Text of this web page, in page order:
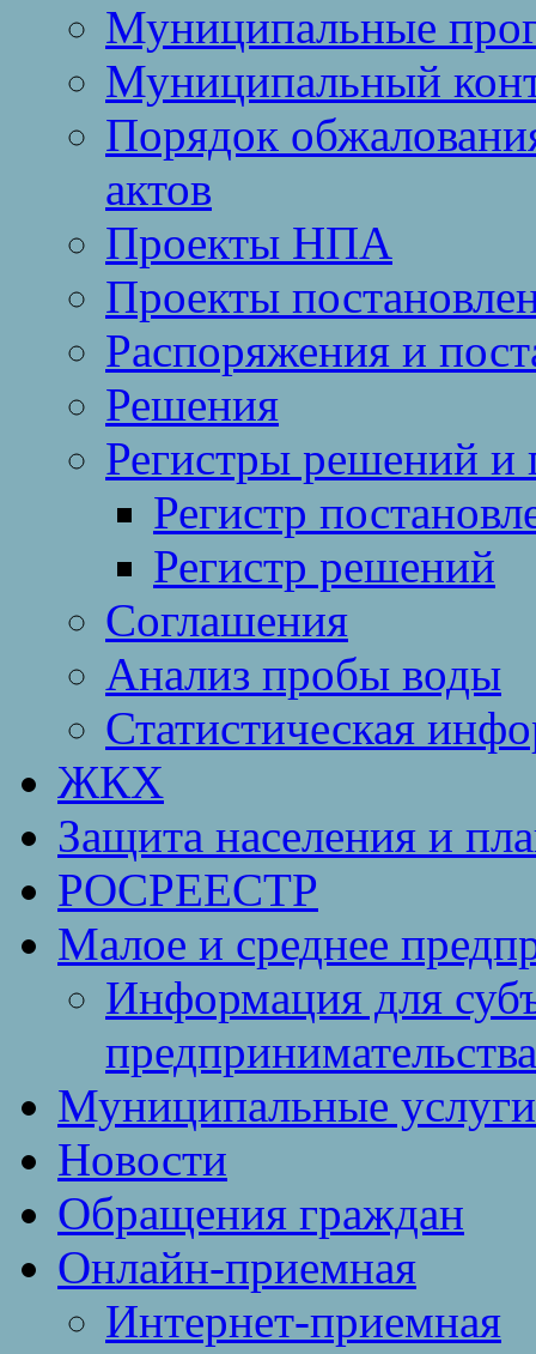
Муниципальные
Муниципальный
Порядок
актов
Проекты НПА
Проекты
Распоряжения и
Решения
Регистры решений и
Регистр
Регистр решений
Соглашения
Анализ пробы воды
Статистическая
ЖКХ
Защита населения и
РОСРЕЕСТР
Малое и среднее
Информация для
предпринимательства
Муниципальные
Новости
Обращения граждан
Онлайн-приемная
Интернет-приемная